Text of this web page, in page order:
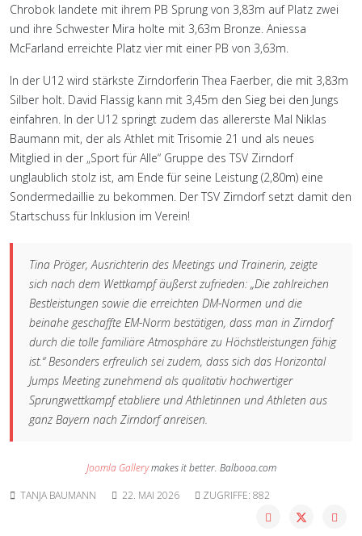
Chrobok landete mit ihrem PB Sprung von 3,83m auf Platz zwei
und ihre Schwester Mira holte mit 3,63m Bronze. Aniessa
McFarland erreichte Platz vier mit einer PB von 3,63m.
In der U12 wird stärkste Zirndorferin Thea Faerber, die mit 3,83m
Silber holt. David Flassig kann mit 3,45m den Sieg bei den Jungs
einfahren. In der U12 springt zudem das allererste Mal Niklas
Baumann mit, der als Athlet mit Trisomie 21 und als neues
Mitglied in der „Sport für Alle“ Gruppe des TSV Zirndorf
unglaublich stolz ist, am Ende für seine Leistung (2,80m) eine
Sondermedaillie zu bekommen. Der TSV Zirndorf setzt damit den
Startschuss für Inklusion im Verein!
Tina Pröger, Ausrichterin des Meetings und Trainerin, zeigte
sich nach dem Wettkampf äußerst zufrieden: „Die zahlreichen
Bestleistungen sowie die erreichten DM-Normen und die
beinahe geschaffte EM-Norm bestätigen, dass man in Zirndorf
durch die tolle familiäre Atmosphäre zu Höchstleistungen fähig
ist.“ Besonders erfreulich sei zudem, dass sich das Horizontal
Jumps Meeting zunehmend als qualitativ hochwertiger
Sprungwettkampf etabliere und Athletinnen und Athleten aus
ganz Bayern nach Zirndorf anreisen.
Joomla Gallerymakes it better. Balbooa.com
TANJA BAUMANN
22. MAI 2026 ZUGRIFFE: 882